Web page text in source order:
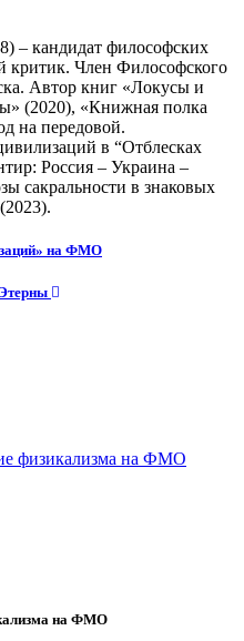
– кандидат философских
критик. Член Философского
Автор книг «Локусы и
(2020), «Книжная полка
на передовой.
в “Отблесках
Россия – Украина –
сакральности в знаковых
на ФМО
на ФМО